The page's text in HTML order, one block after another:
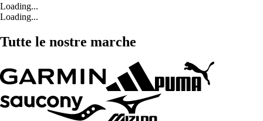
Loading...
Loading...
Tutte le nostre marche